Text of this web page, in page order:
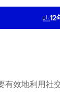
12
效地利用社